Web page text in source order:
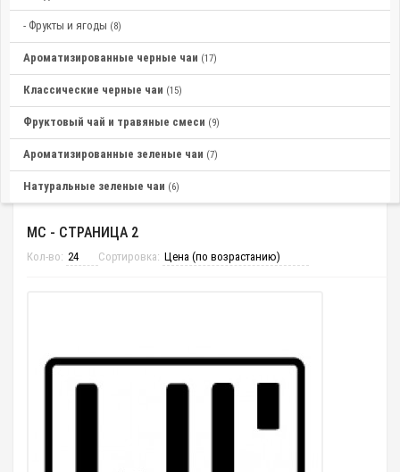
- Фрукты и ягоды (8)
Ароматизированные черные чаи (17)
Классические черные чаи (15)
Фруктовый чай и травяные смеси (9)
Ароматизированные зеленые чаи (7)
Натуральные зеленые чаи (6)
МС - СТРАНИЦА 2
Кол-во: Сортировка: